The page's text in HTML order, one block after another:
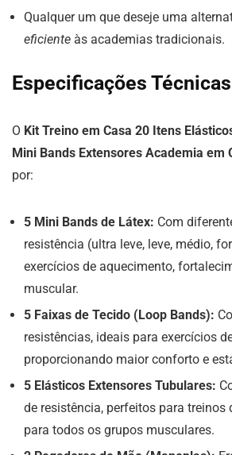
Qualquer um que deseje uma
eficiente às academias tradicionais.
Especificações Técnicas
O Kit Treino em Casa 20 Itens
Mini Bands Extensores Academia em
por:
5 Mini Bands de Látex: Com
resistência (ultra leve, leve, médio,
exercícios de aquecimento,
muscular.
5 Faixas de Tecido (Loop Bands):
resistências, ideais para exercícios
proporcionando maior conforto e
5 Elásticos Extensores Tubulares:
de resistência, perfeitos para treinos
para todos os grupos musculares.